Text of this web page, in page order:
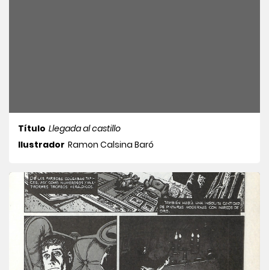
Título Llegada al castillo
Ilustrador Ramon Calsina Baró